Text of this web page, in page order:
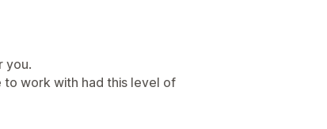
you.
to work with had this level of